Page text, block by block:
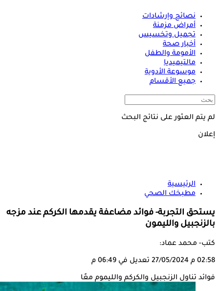
نصائح وإرشادات
أمراض مزمنة
تجميل وتخسيس
أخبار صحة
الأمومة والطفل
مالتيميديا
موسوعة الأدوية
جميع الأقسام
لم يتم العثور على نتائج البحث
إعلان
الرئيسية
مطبخك الصحي
يستحق التجربة- فوائد مضاعفة يقدمها الكركم عند مزجه
بالزنجبيل والليمون
كتب- محمد عماد:
02:58 م 27/05/2024 تعديل في 06:49 م
فوائد تناول الزنجبيل والكركم والليموم معًا